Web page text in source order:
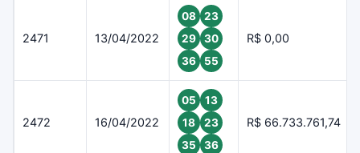
2471 13/04/2022
08
23
29
30
36
55
R$ 0,00
2472 16/04/2022
05
13
18
23
35
36
R$ 66.733.761,74